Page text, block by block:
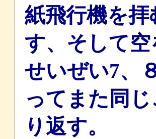
紙飛行機を
す、そして
せいぜい7、
ってまた同
り返す。